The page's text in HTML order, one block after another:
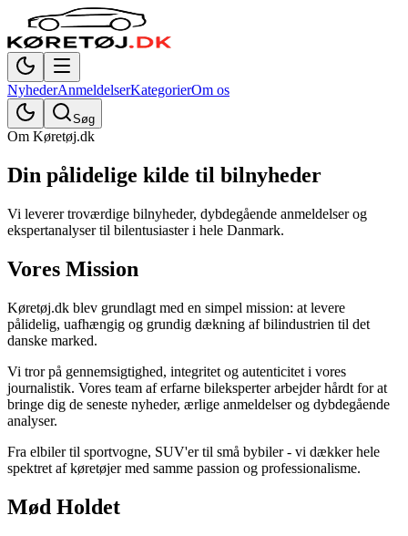
NyhederAnmeldelserKategorierOm os
Søg
Om Køretøj.dk
Din pålidelige kilde til bilnyheder
Vi leverer troværdige bilnyheder, dybdegående anmeldelser og
ekspertanalyser til bilentusiaster i hele Danmark.
Vores Mission
Køretøj.dk blev grundlagt med en simpel mission: at levere
pålidelig, uafhængig og grundig dækning af bilindustrien til det
danske marked.
Vi tror på gennemsigtighed, integritet og autenticitet i vores
journalistik. Vores team af erfarne bileksperter arbejder hårdt for at
bringe dig de seneste nyheder, ærlige anmeldelser og dybdegående
analyser.
Fra elbiler til sportvogne, SUV'er til små bybiler - vi dækker hele
spektret af køretøjer med samme passion og professionalisme.
Mød Holdet